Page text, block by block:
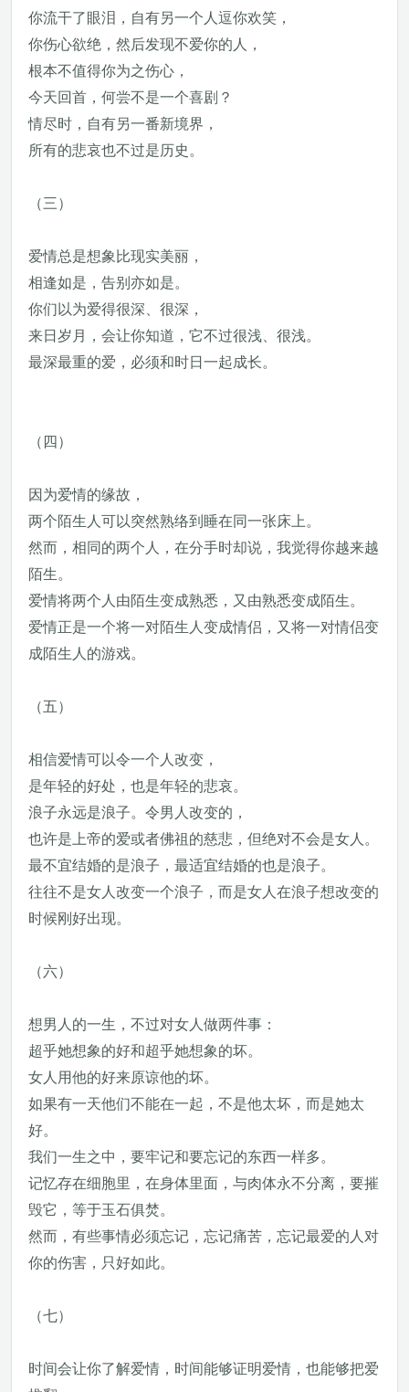
你流干了眼泪，自有另一个人逗你欢笑，
你伤心欲绝，然后发现不爱你的人，
根本不值得你为之伤心，
今天回首，何尝不是一个喜剧？
情尽时，自有另一番新境界，
所有的悲哀也不过是历史。
（三）
爱情总是想象比现实美丽，
相逢如是，告别亦如是。
你们以为爱得很深、很深，
来日岁月，会让你知道，它不过很浅、很浅。
最深最重的爱，必须和时日一起成长。
（四）
因为爱情的缘故，
两个陌生人可以突然熟络到睡在同一张床上。
然而，相同的两个人，在分手时却说，我觉得你越来越
陌生。
爱情将两个人由陌生变成熟悉，又由熟悉变成陌生。
爱情正是一个将一对陌生人变成情侣，又将一对情侣变
成陌生人的游戏。
（五）
相信爱情可以令一个人改变，
是年轻的好处，也是年轻的悲哀。
浪子永远是浪子。令男人改变的，
也许是上帝的爱或者佛祖的慈悲，但绝对不会是女人。
最不宜结婚的是浪子，最适宜结婚的也是浪子。
往往不是女人改变一个浪子，而是女人在浪子想改变的
时候刚好出现。
（六）
想男人的一生，不过对女人做两件事：
超乎她想象的好和超乎她想象的坏。
女人用他的好来原谅他的坏。
如果有一天他们不能在一起，不是他太坏，而是她太
好。
我们一生之中，要牢记和要忘记的东西一样多。
记忆存在细胞里，在身体里面，与肉体永不分离，要摧
毁它，等于玉石俱焚。
然而，有些事情必须忘记，忘记痛苦，忘记最爱的人对
你的伤害，只好如此。
（七）
时间会让你了解爱情，时间能够证明爱情，也能够把爱